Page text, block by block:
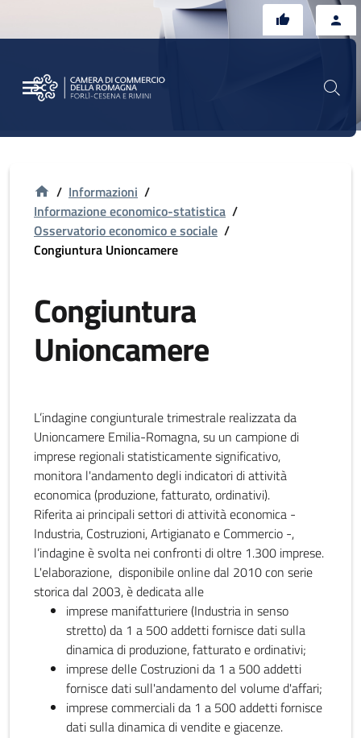
/ Informazioni /
Informazione economico-statistica /
Osservatorio economico e sociale /
Congiuntura Unioncamere
Congiuntura
Unioncamere
L’indagine congiunturale trimestrale realizzata da
Unioncamere Emilia-Romagna, su un campione di
imprese regionali statisticamente significativo,
monitora l'andamento degli indicatori di attività
economica (produzione, fatturato, ordinativi).
Riferita ai principali settori di attività economica -
Industria, Costruzioni, Artigianato e Commercio -,
l’indagine è svolta nei confronti di oltre 1.300 imprese.
L'elaborazione, disponibile online dal 2010 con serie
storica dal 2003, è dedicata alle
imprese manifatturiere (Industria in senso
stretto) da 1 a 500 addetti fornisce dati sulla
dinamica di produzione, fatturato e ordinativi;
imprese delle Costruzioni da 1 a 500 addetti
fornisce dati sull'andamento del volume d'affari;
imprese commerciali da 1 a 500 addetti fornisce
dati sulla dinamica di vendite e giacenze.